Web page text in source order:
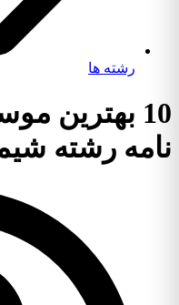
رشته ها
10 بهترین
نامه رشته